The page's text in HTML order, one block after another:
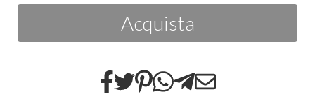
Acquista